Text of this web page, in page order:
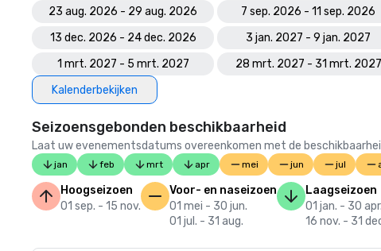
23 aug. 2026 - 29 aug. 2026
7 sep. 2026 - 11 sep. 2026
13 dec. 2026 - 24 dec. 2026
3 jan. 2027 - 9 jan. 2027
1 mrt. 2027 - 5 mrt. 2027
28 mrt. 2027 - 31 mrt. 2027
Kalenderbekijken
Seizoensgebonden beschikbaarheid
Laat uw evenementsdatums overeenkomen met de
jan feb mrt apr mei jun jul
Hoogseizoen
01 sep. - 15 nov.
Voor- en naseizoen
01 mei - 30 jun.
01 jul. - 31 aug.
Laagseizoen
01 jan. - 30 apr.
16 nov. - 31